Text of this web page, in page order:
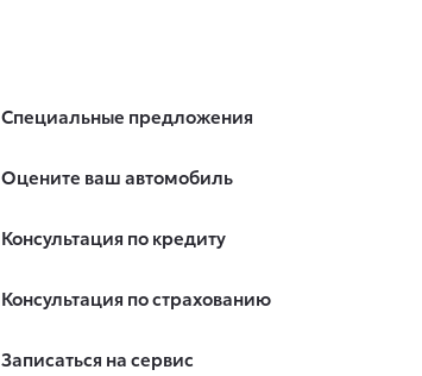
Специальные предложения
Оцените ваш автомобиль
Консультация по кредиту
Консультация по страхованию
Записаться на сервис